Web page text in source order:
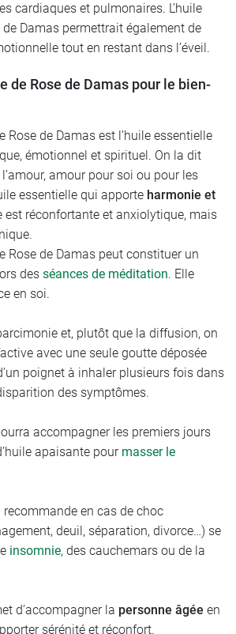
cardiaques et pulmonaires. L’huile
de Damas permettrait également de
tout en restant dans l’éveil.
de Rose de Damas pour le bien-
Rose de Damas est l’huile essentielle
émotionnel et spirituel. On la dit
amour pour soi ou pour les
essentielle qui apporte harmonie et
est réconfortante et anxiolytique, mais
Rose de Damas peut constituer un
des séances de méditation. Elle
en soi.
et, plutôt que la diffusion, on
avec une seule goutte déposée
poignet à inhaler plusieurs fois dans
des symptômes.
accompagner les premiers jours
apaisante pour masser le
recommande en cas de choc
deuil, séparation, divorce…) se
insomnie, des cauchemars ou de la
d’accompagner la personne âgée en
sérénité et réconfort.